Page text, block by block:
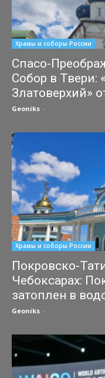
Храмы и соборы России
Спасо-
Собор в Твери:
Златоверхий»
Geoniks -
Храмы и соборы России
Покровско-
Чебоксарах:
затоплен в
Geoniks -